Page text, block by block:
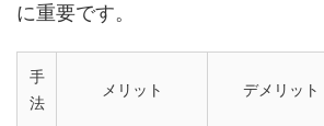
に重要です。
手
法
メリット デメリット